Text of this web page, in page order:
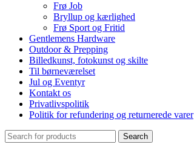
Frø Job
Bryllup og kærlighed
Frø Sport og Fritid
Gentlemens Hardware
Outdoor & Prepping
Billedkunst, fotokunst og skilte
Til børneværelset
Jul og Eventyr
Kontakt os
Privatlivspolitik
Politik for refundering og returnerede varer
Search